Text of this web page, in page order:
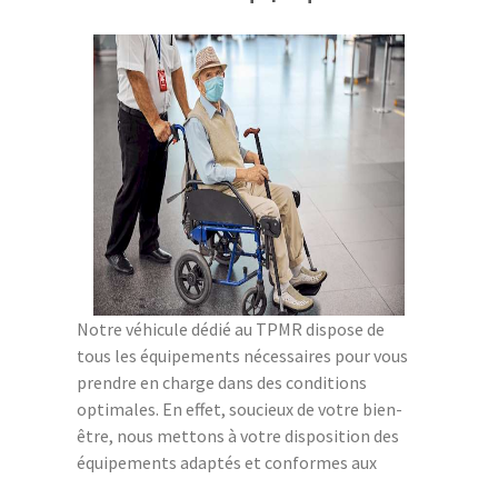
Notre véhicule dédié au TPMR dispose de
tous les équipements nécessaires pour vous
prendre en charge dans des conditions
optimales. En effet, soucieux de votre bien-
être, nous mettons à votre disposition des
équipements adaptés et conformes aux